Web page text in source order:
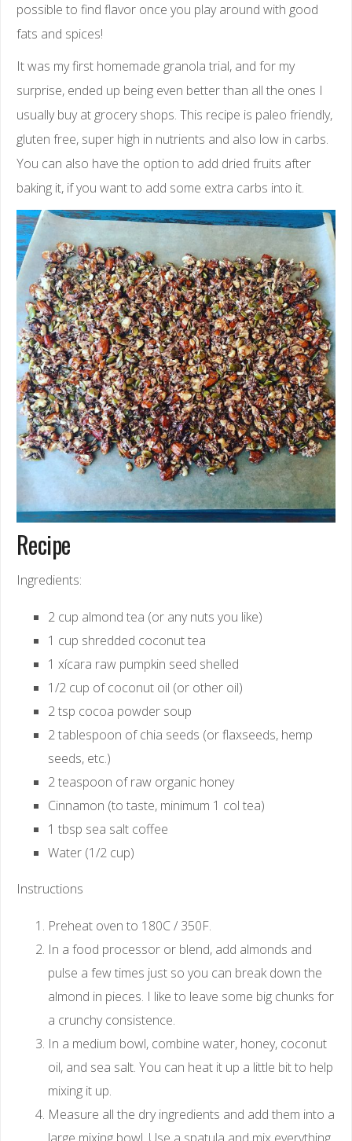
possible to find flavor once you play around with good
fats and spices!
It was my first homemade granola trial, and for my
surprise, ended up being even better than all the ones I
usually buy at grocery shops. This recipe is paleo friendly,
gluten free, super high in nutrients and also low in carbs.
You can also have the option to add dried fruits after
baking it, if you want to add some extra carbs into it.
Recipe
Ingredients:
2 cup almond tea (or any nuts you like)
1 cup shredded coconut tea
1 xícara raw pumpkin seed shelled
1/2 cup of coconut oil (or other oil)
2 tsp cocoa powder soup
2 tablespoon of chia seeds (or flaxseeds, hemp
seeds, etc.)
2 teaspoon of raw organic honey
Cinnamon (to taste, minimum 1 col tea)
1 tbsp sea salt coffee
Water (1/2 cup)
Instructions
Preheat oven to 180C / 350F.
In a food processor or blend, add almonds and
pulse a few times just so you can break down the
almond in pieces. I like to leave some big chunks for
a crunchy consistence.
In a medium bowl, combine water, honey, coconut
oil, and sea salt. You can heat it up a little bit to help
mixing it up.
Measure all the dry ingredients and add them into a